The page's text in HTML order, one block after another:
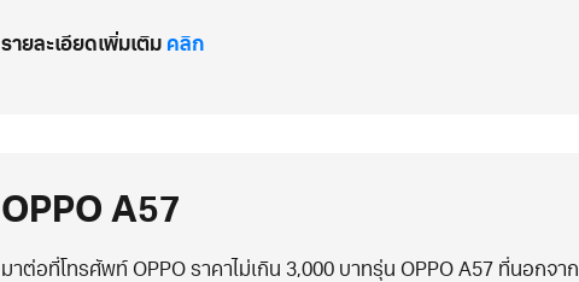
รายละเอียดเพิ่มเติม คลิก
OPPO A57
มาต่อที่โทรศัพท์ OPPO ราคาไม่เกิน 3,000 บาทรุ่น OPPO A57 ที่นอกจาก